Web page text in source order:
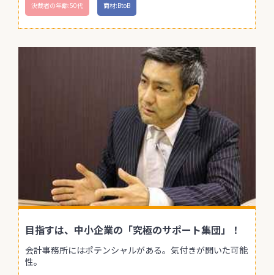
決裁者の年齢:50代 商材:BtoB
目指すは、中小企業の「究極のサポート集団」！
会計事務所にはポテンシャルがある。気付きが開いた可能
性。